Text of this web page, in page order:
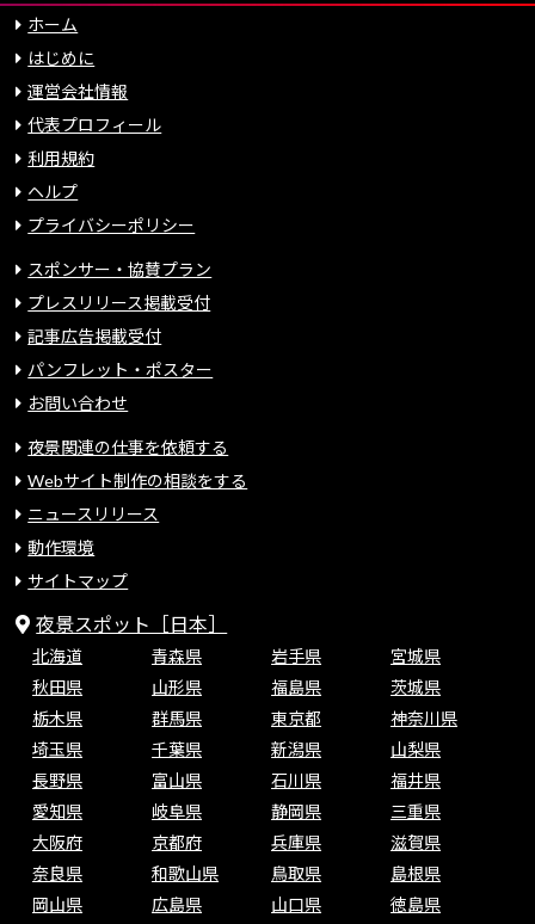
ホーム
はじめに
運営会社情報
代表プロフィール
利用規約
ヘルプ
プライバシーポリシー
スポンサー・協賛プラン
プレスリリース掲載受付
記事広告掲載受付
パンフレット・ポスター
お問い合わせ
夜景関連の仕事を依頼する
Webサイト制作の相談をする
ニュースリリース
動作環境
サイトマップ
夜景スポット［日本］
北海道 青森県 岩手県
宮城県
秋田県
山形県 福島県
茨城県
栃木県
群馬県 東京都
神奈川県
埼玉県
千葉県 新潟県
山梨県
長野県
富山県 石川県
福井県
愛知県
岐阜県 静岡県
三重県
大阪府
京都府 兵庫県
滋賀県
奈良県
和歌山県 鳥取県
島根県
岡山県
広島県 山口県
徳島県